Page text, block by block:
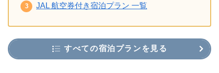
JAL 航空券付き宿泊プラン 一覧
すべての宿泊プランを見る